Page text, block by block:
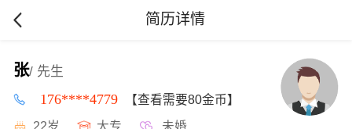
简历详情
张/ 先生
176****4779 【查看需要80金币】
22岁 大专 未婚